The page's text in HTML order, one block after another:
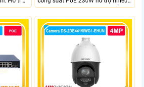
Băng
Gbps
thiết bị cùng lúc. Tốc độ chuyển
mạch 68Gbps đảm bảo hiệu suất
cao ổn định. Hỗ trợ truyền PoE xa
lên đến 300m cho hệ thống